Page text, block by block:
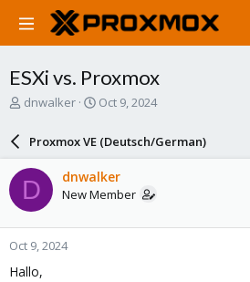
ESXi vs. Proxmox
T
a
d
s
t
a
r
t
dnwalker
S
a
r
d
a
e
Oct 9, 2024
Proxmox VE (Deutsch/German)
D dnwalker
New Member
Oct 9, 2024
Hallo,